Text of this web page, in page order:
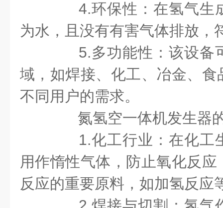
4.环保性：在氢气生
为水，且没有有害气体排放，
5.多功能性：该设备
域，如焊接、化工、冶金、
不同用户的需求。
氮氢空一体机发生器
1.化工行业：在化工
用作惰性气体，防止氧化反
反应的重要原料，如加氢反应